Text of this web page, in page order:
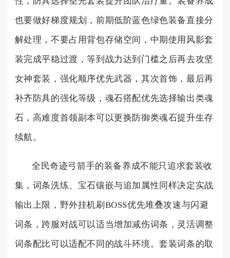
也要做好梯度规划，前期低阶蓝色绿色装备直接分
解处理，不要占用背包存储空间，中期使用风影套
装完成平稳过渡，等到战力达到门槛之后再去攻坚
女神套装，强化顺序优先武器，其次首饰，最后再
补齐防具的强化等级，魂石搭配优先选择输出类魂
石，高难度首领副本可以更换防御类魂石提升生存
续航。
全民奇迹弓箭手的装备养成不能只追求套装收
集，词条洗练、宝石镶嵌与追加属性同样决定实战
输出上限，野外挂机刷BOSS优先堆叠攻速与闪避
词条，跨服对战可以适当增加减伤词条，灵活调整
词条配比可以适配不同的战斗环境。套装词条的取